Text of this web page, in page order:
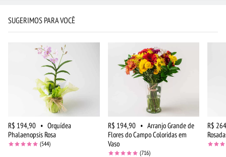
SUGERIMOS PARA VOCÊ
R$ 194,90 • Orquídea
Phalaenopsis Rosa
(544)
R$ 194,90 • Arranjo Grande de
Flores do Campo Coloridas em
Vaso
(716)
R$